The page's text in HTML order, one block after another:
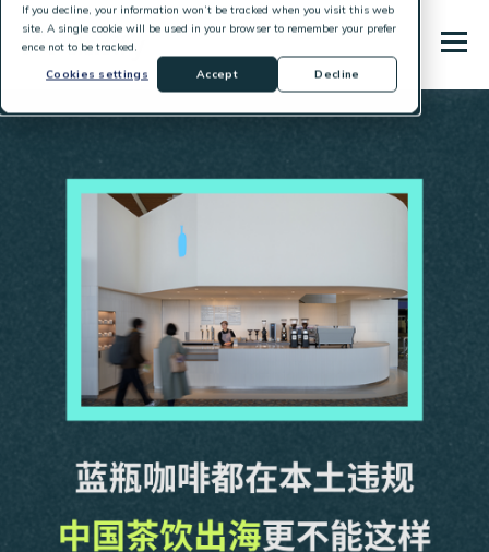
If you decline, your information won’t be tracked when you visit this web
site. A single cookie will be used in your browser to remember your prefer
ence not to be tracked.
Cookies settings
Accept Decline